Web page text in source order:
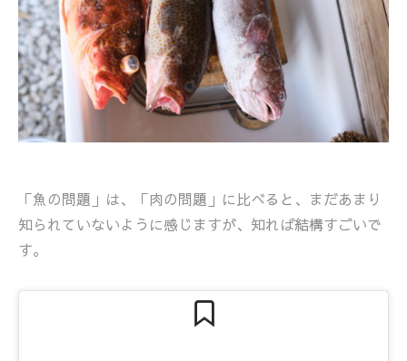
「魚の問題」は、「肉の問題」に比べると、まだあまり
知られていないように感じますが、知れば結構すごいで
す。